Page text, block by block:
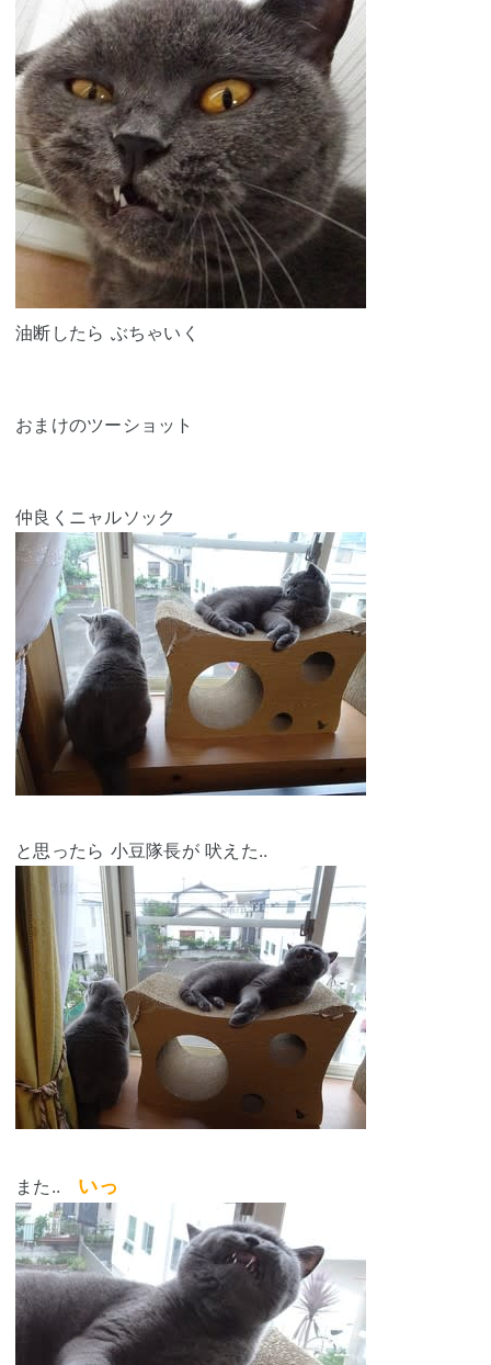
油断したら ぶちゃいく
おまけのツーショット
仲良くニャルソック
と思ったら 小豆隊長が 吠えた..
また.. いっ